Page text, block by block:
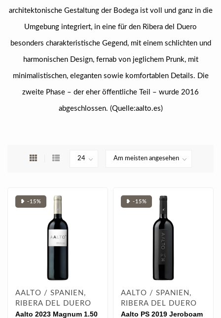
architektonische Gestaltung der Bodega ist voll und ganz in die
Umgebung integriert, in eine für den Ribera del Duero
besonders charakteristische Gegend, mit einem schlichten und
harmonischen Design, fernab von jeglichem Prunk, mit
minimalistischen, eleganten sowie komfortablen Details. Die
zweite Phase – der eher öffentliche Teil – wurde 2016
abgeschlossen. (Quelle:aalto.es)
❥ -15%
AALTO / SPANIEN,
RIBERA DEL DUERO
Aalto 2023 Magnum 1.50
❥ -15%
AALTO / SPANIEN,
RIBERA DEL DUERO
Aalto PS 2019 Jeroboam